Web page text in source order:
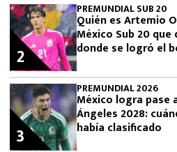
PREMUNDIAL SUB 20
Quién es Artemio
México Sub 20
donde se logró el
2
PREMUNDIAL 2026
México logra pase
Ángeles 2028:
había clasificado
3